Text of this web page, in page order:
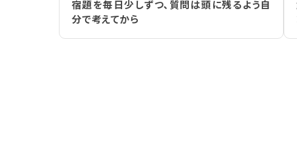
宿題を毎日少しずつ、質問は頭に残るよう自
分で考えてから